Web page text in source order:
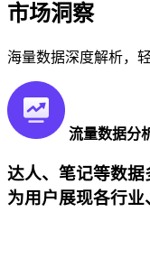
市场洞察
海量数据深度解析，
流量数据分
达人、笔记等数
为用户展现各行业